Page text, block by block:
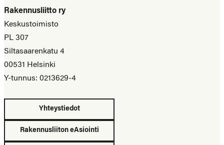
Rakennusliitto ry
Keskustoimisto
PL 307
Siltasaarenkatu 4
00531 Helsinki
Y-tunnus: 0213629-4
Yhteystiedot
Rakennusliiton eAsiointi